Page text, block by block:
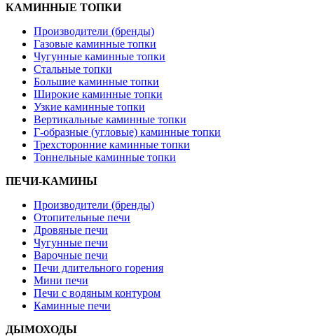
КАМИННЫЕ ТОПКИ
Производители (бренды)
Газовые каминные топки
Чугунные каминные топки
Стальные топки
Большие каминные топки
Широкие каминные топки
Узкие каминные топки
Вертикальные каминные топки
Г-образные (угловые) каминные топки
Трехсторонние каминные топки
Тоннельные каминные топки
ПЕЧИ-КАМИНЫ
Производители (бренды)
Отопительные печи
Дровяные печи
Чугунные печи
Варочные печи
Печи длительного горения
Мини печи
Печи с водяным контуром
Каминные печи
ДЫМОХОДЫ